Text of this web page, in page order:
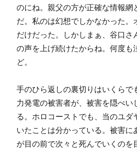
のにね。親父の方が正確な情報網
だ。私のは幻想でしかなかった。
だけだった。しかしまぁ、谷口さ
の声を上げ続けたからね。何度も
ど。
手のひら返しの裏切りはいくらで
力発電の被害者が、被害を隠ぺい
る。ホロコーストでも、当のユダ
いたことは分かっている。被害に
が目の前で次々と死んでいくのを